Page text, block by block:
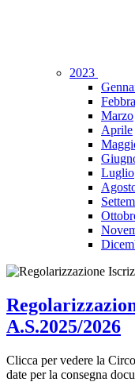
2023
Marzo
Aprile
Luglio
A.S.2025/2026
Clicca per vedere la
date per la consegna